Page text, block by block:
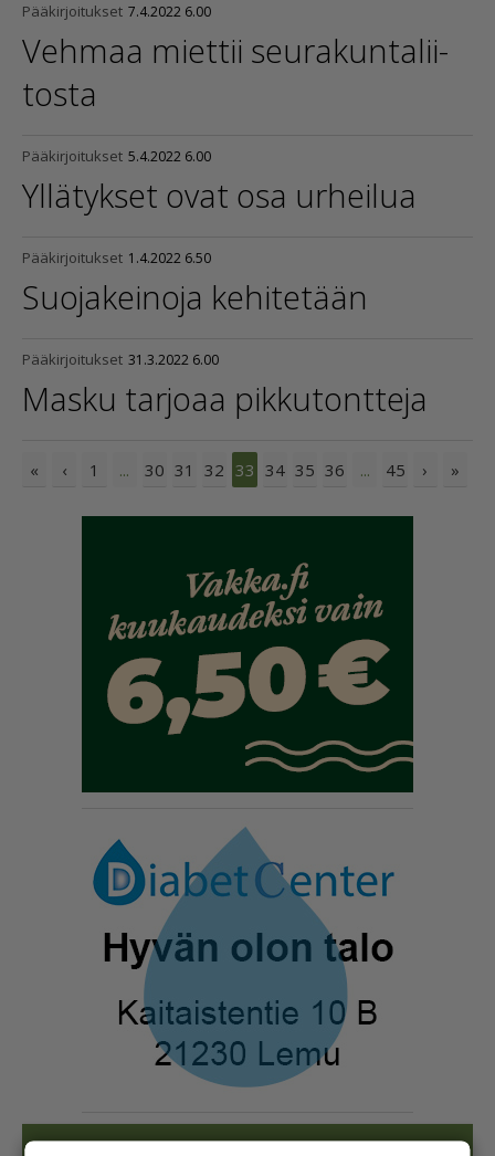
Pääkirjoitukset 7.4.2022 6.00
Vehmaa miettii seura­kun­ta­lii­
tosta
Pääkirjoitukset 5.4.2022 6.00
Yllätykset ovat osa urheilua
Pääkirjoitukset 1.4.2022 6.50
Suojakeinoja kehitetään
Pääkirjoitukset 31.3.2022 6.00
Masku tarjoaa pikkutontteja
« ‹ 1 ... 30 31 32 33 34 35 36 ... 45 › »